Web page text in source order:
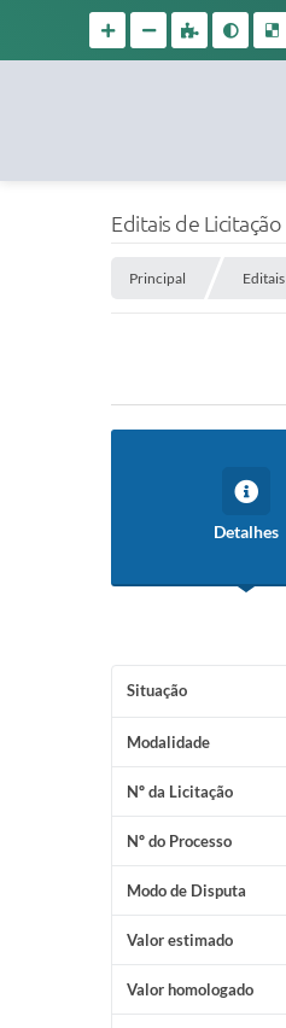
Editais de Licitação
Principal Editais
Detalhes
Situação
Modalidade
Nº da Licitação
Nº do Processo
Modo de Disputa
Valor estimado
Valor homologado